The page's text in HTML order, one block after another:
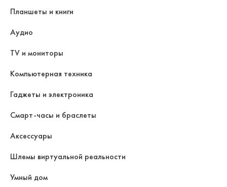
Планшеты и книги
Аудио
TV и мониторы
Компьютерная техника
Гаджеты и электроника
Смарт-часы и браслеты
Аксессуары
Шлемы виртуальной реальности
Умный дом